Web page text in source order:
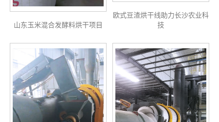
山东玉米混合发酵料烘干项目
欧式豆渣烘干线助力长沙农业科
技